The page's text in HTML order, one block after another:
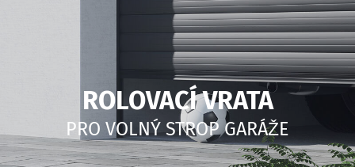
ROLOVACÍ VRATA
PRO VOLNÝ STROP GARÁŽE